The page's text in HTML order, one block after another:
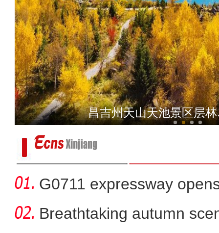
阿克苏：秋冬蔬菜喜丰收
昌吉州天山天池景区层
G0711 expressway
Breathtaking autumn